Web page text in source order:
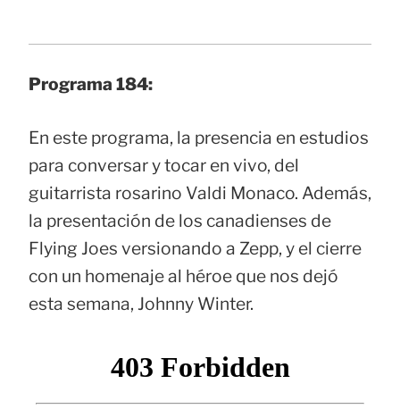
Programa 184:
En este programa, la presencia en estudios
para conversar y tocar en vivo, del
guitarrista rosarino Valdi Monaco. Además,
la presentación de los canadienses de
Flying Joes versionando a Zepp, y el cierre
con un homenaje al héroe que nos dejó
esta semana, Johnny Winter.